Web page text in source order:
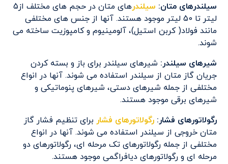
سیلندرهای متان: سیلندر
های متان در حجم های مختلف از5
لیتر تا 50 لیتر موجود هستند. آنها از جنس های مختلفی
مانند فولاد( کربن استیل)، آلومینیوم و کامپوزیت ساخته می
شوند.
شیرهای سیلندر: شیرهای سیلندر برای باز و بسته کردن
جریان گاز متان از سیلندر استفاده می شوند. آنها در انواع
مختلفی از جمله شیرهای دستی، شیرهای پنوماتیکی و
شیرهای برقی موجود هستند.
رگولاتورهای فشار: رگولاتورهای فشار برای تنظیم فشار گاز
متان خروجی از سیلندر استفاده می شوند. آنها در انواع
مختلفی از جمله رگولاتورهای تک مرحله ای، رگولاتورهای دو
مرحله ای و رگولاتورهای دیافراگمی موجود هستند.